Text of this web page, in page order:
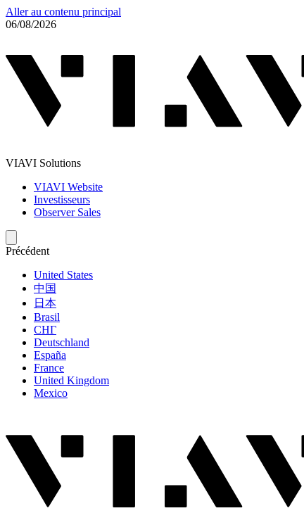
Aller au contenu principal
06/08/2026
VIAVI Solutions
VIAVI Website
Investisseurs
Observer Sales
Précédent
United States
中国
日本
Brasil
СНГ
Deutschland
España
France
United Kingdom
Mexico